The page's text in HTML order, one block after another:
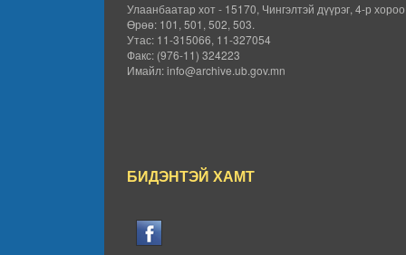
Улаанбаатар хот - 15170, Чингэлтэй дүүрэг, 4-р
Өрөө: 101, 501, 502, 503.
Утас: 11-315066, 11-327054
Факс: (976-11) 324223
Имайл: info@archive.ub.gov.mn
БИДЭНТЭЙ ХАМТ